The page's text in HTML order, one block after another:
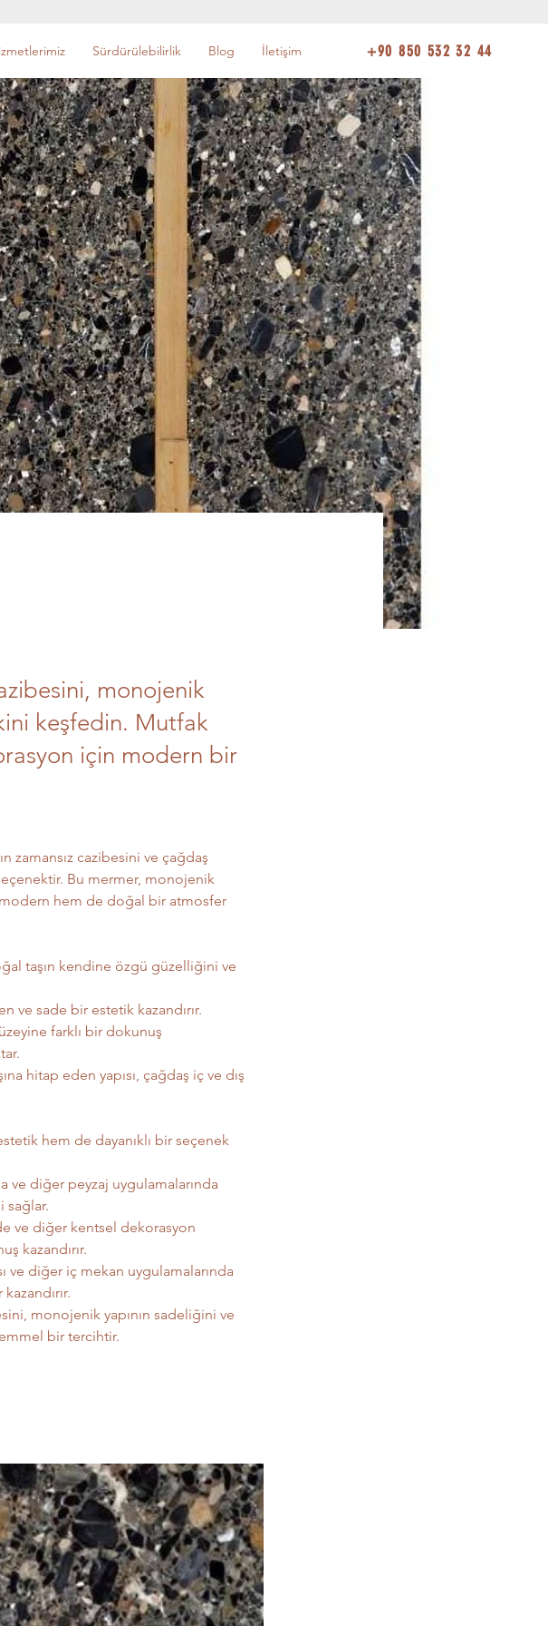
+90 850 532 32 44
Sürdürülebilirlik Blog İletişim
monojenik
keşfedin. Mutfak
için modern bir
zamansız cazibesini ve çağdaş
Bu mermer, monojenik
modern hem de doğal bir atmosfer
taşın kendine özgü güzelliğini ve
ve sade bir estetik kazandırır.
farklı bir dokunuş
hitap eden yapısı, çağdaş iç ve dış
hem de dayanıklı bir seçenek
ve diğer peyzaj uygulamalarında
sağlar.
ve diğer kentsel dekorasyon
kazandırır.
ve diğer iç mekan uygulamalarında
monojenik yapının sadeliğini ve
bir tercihtir.